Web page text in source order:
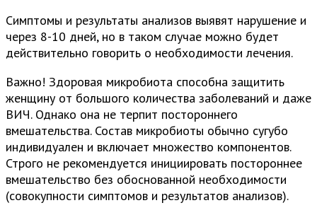
Симптомы и результаты анализов выявят нарушение и
через 8-10 дней, но в таком случае можно будет
действительно говорить о необходимости лечения.
Важно! Здоровая микробиота способна защитить
женщину от большого количества заболеваний и даже
ВИЧ. Однако она не терпит постороннего
вмешательства. Состав микробиоты обычно сугубо
индивидуален и включает множество компонентов.
Строго не рекомендуется инициировать постороннее
вмешательство без обоснованной необходимости
(совокупности симптомов и результатов анализов).